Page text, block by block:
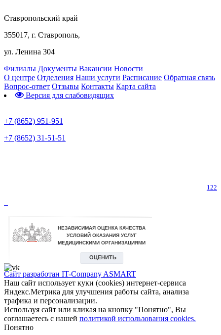
Ставропольский край
355017, г. Ставрополь,
ул. Ленина 304
Филиалы Документы Вакансии Новости
О центре Отделения Наши услуги Расписание Обратная связь
Вопрос-ответ Отзывы Контакты Карта сайта
Версия для слабовидящих
+7 (8652) 951-951
+7 (8652) 31-51-51
122
Сайт разработан IT-Company ASMART
Наш сайт использует куки (cookies) интернет-сервиса
Яндекс.Метрика для улучшения работы сайта, анализа
трафика и персонализации.
Используя сайт или кликая на кнопку "Понятно", Вы
соглашаетесь с нашей политикой использования cookies.
Понятно